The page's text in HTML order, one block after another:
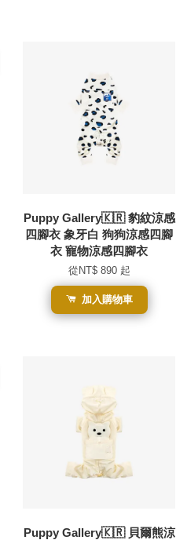
Puppy Gallery🇰🇷 豹紋涼感
四腳衣 象牙白 狗狗涼感四腳
衣 寵物涼感四腳衣
從 NT$ 890 起
加入購物車
Puppy Gallery🇰🇷 貝爾熊涼